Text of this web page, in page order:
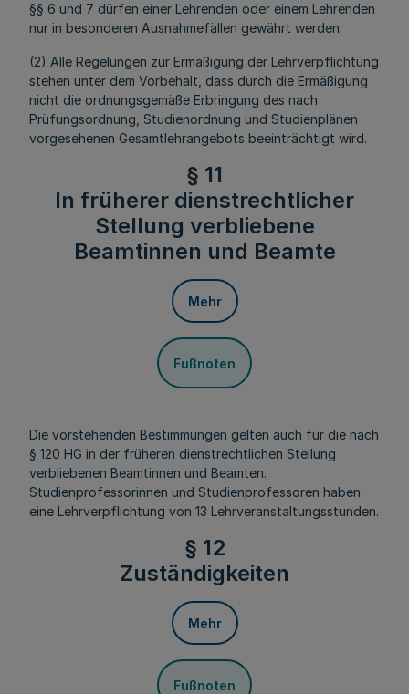
§§ 6 und 7 dürfen einer Lehrenden oder einem Lehrenden
nur in besonderen Ausnahmefällen gewährt werden.
(2) Alle Regelungen zur Ermäßigung der Lehrverpflichtung
stehen unter dem Vorbehalt, dass durch die Ermäßigung
nicht die ordnungsgemäße Erbringung des nach
Prüfungsordnung, Studienordnung und Studienplänen
vorgesehenen Gesamtlehrangebots beeinträchtigt wird.
§ 11
In früherer dienstrechtlicher
Stellung verbliebene
Beamtinnen und Beamte
Mehr
Fußnoten
Die vorstehenden Bestimmungen gelten auch für die nach
§ 120 HG in der früheren dienstrechtlichen Stellung
verbliebenen Beamtinnen und Beamten.
Studienprofessorinnen und Studienprofessoren haben
eine Lehrverpflichtung von 13 Lehrveranstaltungsstunden.
§ 12
Zuständigkeiten
Mehr
Fußnoten